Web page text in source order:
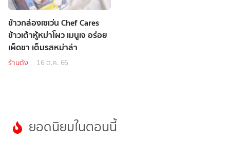
ข้าวกล่องเซเว่น Chef Cares
ข้าวเต้าหู้หม่าโผว เมนูเจ อร่อย
เผ็ดชา เต็มรสหม่าล่า
ร้านดัง 16 ต.ค. 66
ยอดนิยมในตอนนี้